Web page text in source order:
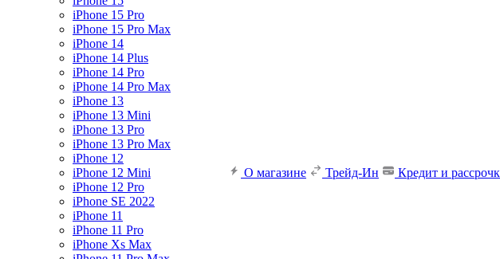
iPhone 15 Pro
iPhone 15 Pro Max
iPhone 14
iPhone 14 Plus
iPhone 14 Pro
iPhone 14 Pro Max
iPhone 13
iPhone 13 Mini
iPhone 13 Pro
iPhone 13 Pro Max
iPhone 12
iPhone 12 Mini
iPhone 12 Pro
iPhone SE 2022
iPhone 11
iPhone 11 Pro
iPhone Xs Max
О магазине Трейд-Ин Кредит и